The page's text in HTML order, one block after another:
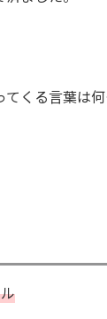
くる言葉は何